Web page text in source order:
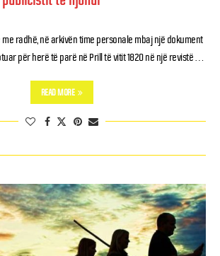
me radhë, në arkivën time personale mbaj një dokument
për herë të parë në Prill të vitit 1820 në një revistë …
READ MORE